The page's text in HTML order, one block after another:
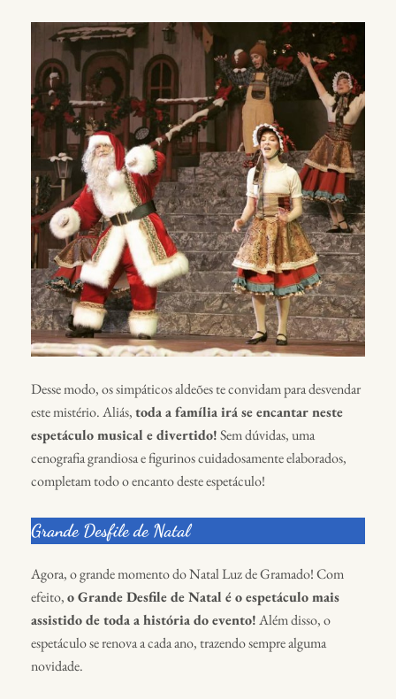
Desse modo, os simpáticos aldeões te convidam para desvendar
este mistério. Aliás,toda a família irá se encantar neste
espetáculo musical e divertido!Sem dúvidas, uma
cenografia grandiosa e figurinos cuidadosamente elaborados,
completam todo o encanto deste espetáculo!
Grande Desfile de Natal
Agora, o grande momento do Natal Luz de Gramado! Com
efeito,o Grande Desfile de Natal é o espetáculo mais
assistido de toda a história do evento!Além disso, o
espetáculo se renova a cada ano, trazendo sempre alguma
novidade.